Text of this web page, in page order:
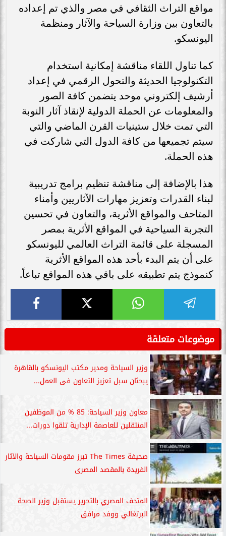
مواقع التراث الثقافي في مصر والذي تم إعداده
بالتعاون بين وزارة السياحة والآثار ومنظمة
اليونسكو.
كما تناول اللقاء مناقشة إمكانية استخدام
التكنولوجيا الحديثة والتحول الرقمي في إعداد
أرشيف إلكتروني موحد يتضمن كافة الصور
والمعلومات عن الحملة الدولية لإنقاذ آثار النوبة
التي تمت خلال ستينيات القرن الماضي والتي
سيتم تجميعها من كافة الدول التي شاركت في
هذه الحملة.
هذا بالإضافة إلى مناقشة تنظيم برامج تدريبية
لبناء القدرات وتعزيز مهارات الآثاريين وأمناء
المتاحف والمواقع الأثرية، والتعاون في تحسين
التجربة السياحية في المواقع الأثرية بمصر
المسجلة على قائمة التراث العالمي لليونسكو
على أن يتم البدء بأحد هذه المواقع الأثرية
كنموذج يتم تطبيقه على باقي هذه المواقع تباعاً.
موضوعات متعلقة
وزير السياحة ومدير مكتب اليونسكو بالقاهرة
يبحثان سبل تعزيز التعاون فى العمل...
معاون وزير السياحة: 85 % من الموظفين
المنتقلين للعاصمة الإدارية تلقوا دورات...
صحيفة The Times تبرز مقومات السياحة والآثار
الفريدة بالمقصد المصرى
المتحف المصري بالتحرير يستقبل وزير الصحة
البرتغالي ووفد مرافق